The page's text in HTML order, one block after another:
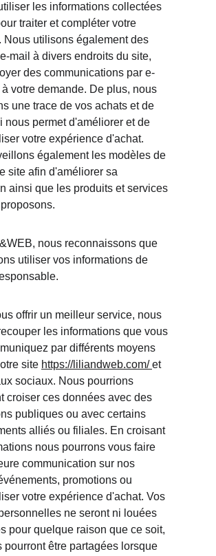
les informations collectées
traiter et compléter votre
Nous utilisons également des
mail à divers endroits du site,
des communications par e-
votre demande. De plus, nous
une trace de vos achats et de
nous permet d'améliorer et de
votre expérience d'achat.
également les modèles de
site afin d'améliorer sa
ainsi que les produits et services
nous reconnaissons que
utiliser vos informations de
offrir un meilleur service, nous
les informations que vous
par différents moyens
site https://liliandweb.com/ et
sociaux. Nous pourrions
croiser ces données avec des
publiques ou avec certains
alliés ou filiales. En croisant
nous pourrons vous faire
communication sur nos
promotions ou
votre expérience d'achat. Vos
ne seront ni louées
pour quelque raison que ce soit,
pourront être partagées lorsque